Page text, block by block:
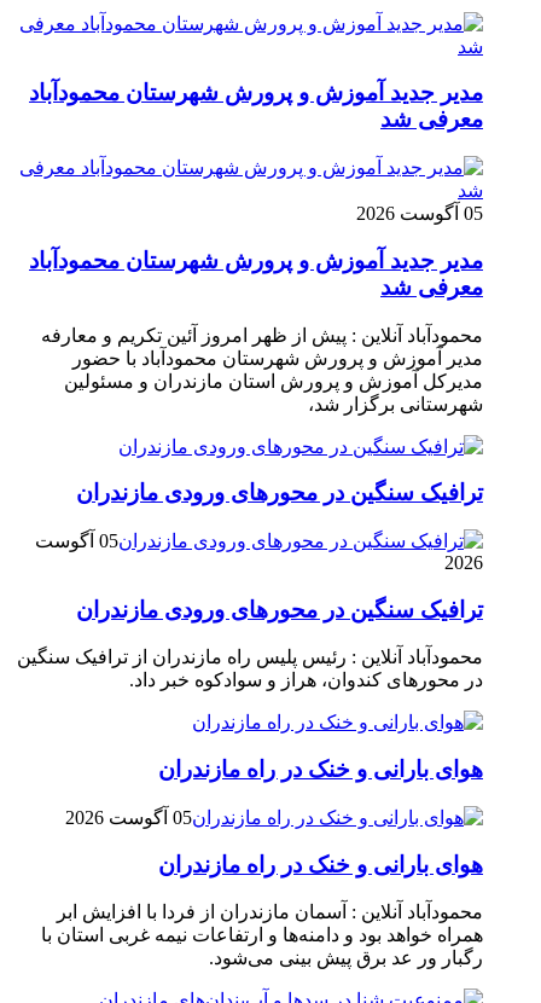
مدیر جدید آموزش و پرورش شهرستان محمودآباد
معرفی شد
05 آگوست 2026
مدیر جدید آموزش و پرورش شهرستان محمودآباد
معرفی شد
محمودآباد آنلاین : پیش از ظهر امروز آئین تکریم و معارفه
مدیر آموزش و پرورش شهرستان محمودآباد با حضور
مدیرکل آموزش و پرورش استان مازندران و مسئولین
شهرستانی برگزار شد،
ترافیک سنگین در محور‌های ورودی مازندران
05 آگوست
2026
ترافیک سنگین در محور‌های ورودی مازندران
محمودآباد آنلاین : رئیس پلیس راه مازندران از ترافیک سنگین
در محور‌های کندوان، هراز و سوادکوه خبر داد.
هوای بارانی و خنک در راه مازندران
05 آگوست 2026
هوای بارانی و خنک در راه مازندران
محمودآباد آنلاین : آسمان مازندران از فردا با افزایش ابر
همراه خواهد بود و دامنه‌ها و ارتفاعات نیمه غربی استان با
رگبار ور عد برق پیش بینی می‌شود.